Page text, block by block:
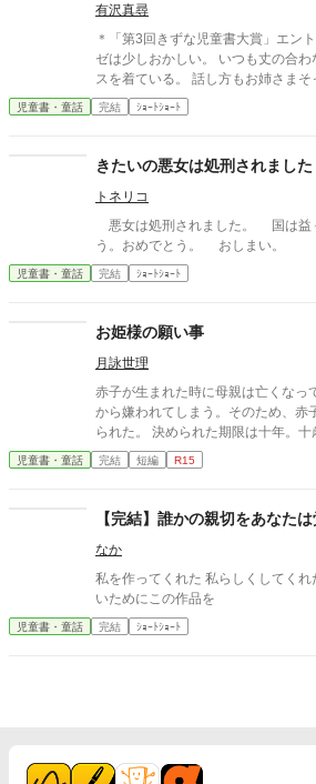
有沢真尋
＊「第3回きずな児童書大賞」エントリー中で
ゼは少しおかしい。 いつも丈の合わない、ローズお姉さまのドレ
スを着ている。 話し方もお姉さま
に、ずいぶん年上のように振舞う。 表紙はかんたん表紙メーカー
さまで作成
児童書・童話 完結 ｼｮｰﾄｼｮｰﾄ
きたいの悪女は処刑されました
トネリコ
悪女は処刑されました。 国は益
う。おめでとう。 おしまい。
児童書・童話 完結 ｼｮｰﾄｼｮｰﾄ
お姫様の願い事
月詠世理
赤子が生まれた時に母親は亡くなっ
から嫌われてしまう。そのため、赤
られた。 決められた期限は十年。
りに連れられて城に行くことになっ
へ——。女の子はさいごに何を願う
児童書・童話 完結 短編 R15
【完結】誰かの親切をあなた
なか
私を作ってくれた 私らしくしてくれた あの優しい彼らを 忘れな
いためにこの作品を
児童書・童話 完結 ｼｮｰﾄｼｮｰﾄ